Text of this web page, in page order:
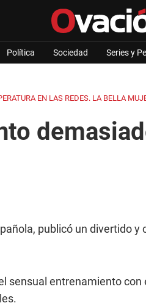
Política Sociedad Series y
EN LAS REDES. LA BELLA
publicó un divertido y
sensual entrenamiento con